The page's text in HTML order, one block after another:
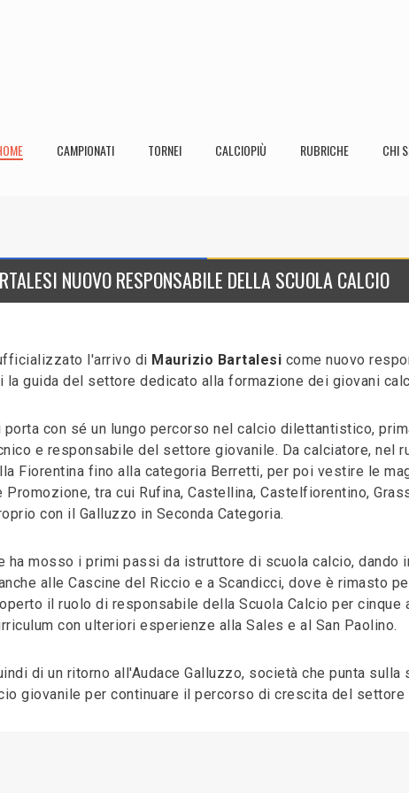
CAMPIONATI TORNEI CALCIOPIÙ RUBRICHE CHI
NUOVO RESPONSABILE DELLA SCUOLA CALCIO
l'arrivo di Maurizio Bartalesi come nuovo
la guida del settore dedicato alla formazione dei giovani
porta con sé un lungo percorso nel calcio dilettantistico,
e responsabile del settore giovanile. Da calciatore, nel
Fiorentina fino alla categoria Berretti, per poi vestire le
Promozione, tra cui Rufina, Castellina, Castelfiorentino,
con il Galluzzo in Seconda Categoria.
ha mosso i primi passi da istruttore di scuola calcio, dando
alle Cascine del Riccio e a Scandicci, dove è rimasto
il ruolo di responsabile della Scuola Calcio per cinque
con ulteriori esperienze alla Sales e al San Paolino.
di un ritorno all'Audace Galluzzo, società che punta sulla
giovanile per continuare il percorso di crescita del settore